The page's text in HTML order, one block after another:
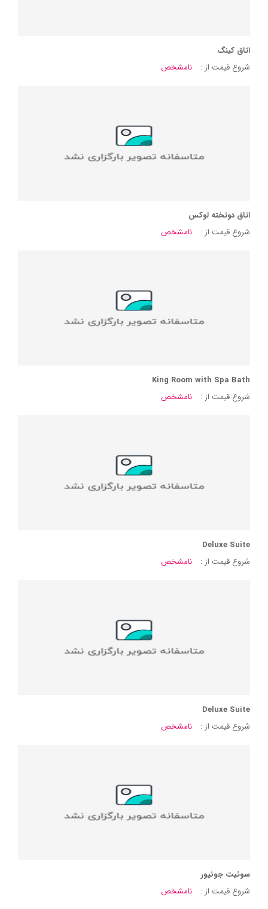
اتاق کینگ
شروع قیمت از :
نامشخص
اتاق دوتخته لوکس
شروع قیمت از :
نامشخص
King Room with Spa Bath
شروع قیمت از :
نامشخص
Deluxe Suite
شروع قیمت از :
نامشخص
Deluxe Suite
شروع قیمت از :
نامشخص
سوئیت جونیور
شروع قیمت از :
نامشخص